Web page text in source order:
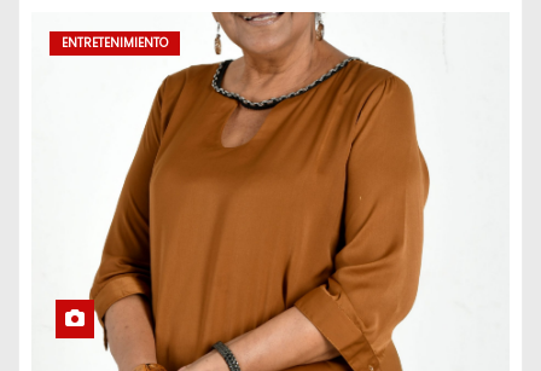
ENTRETENIMIENTO